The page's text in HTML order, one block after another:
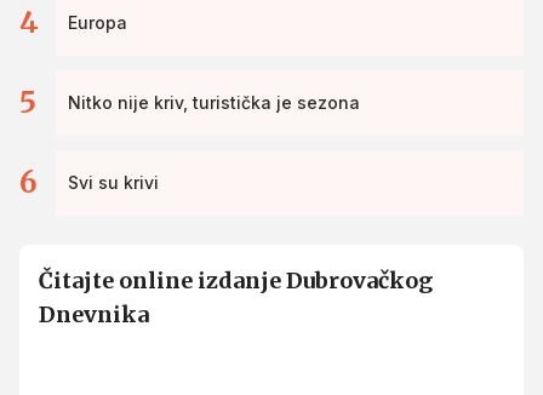
4 Europa
5 Nitko nije kriv, turistička je sezona
6 Svi su krivi
Čitajte online izdanje Dubrovačkog
Dnevnika